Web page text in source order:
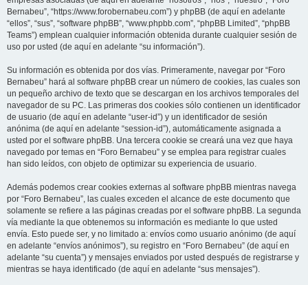
Bernabeu”, “https://www.forobernabeu.com”) y phpBB (de aquí en adelante
“ellos”, “sus”, “software phpBB”, “www.phpbb.com”, “phpBB Limited”, “phpBB
Teams”) emplean cualquier información obtenida durante cualquier sesión de
uso por usted (de aquí en adelante “su información”).
Su información es obtenida por dos vías. Primeramente, navegar por “Foro
Bernabeu” hará al software phpBB crear un número de cookies, las cuales son
un pequeño archivo de texto que se descargan en los archivos temporales del
navegador de su PC. Las primeras dos cookies sólo contienen un identificador
de usuario (de aquí en adelante “user-id”) y un identificador de sesión
anónima (de aquí en adelante “session-id”), automáticamente asignada a
usted por el software phpBB. Una tercera cookie se creará una vez que haya
navegado por temas en “Foro Bernabeu” y se emplea para registrar cuales
han sido leídos, con objeto de optimizar su experiencia de usuario.
Además podemos crear cookies externas al software phpBB mientras navega
por “Foro Bernabeu”, las cuales exceden el alcance de este documento que
solamente se refiere a las páginas creadas por el software phpBB. La segunda
vía mediante la que obtenemos su información es mediante lo que usted
envía. Esto puede ser, y no limitado a: envíos como usuario anónimo (de aquí
en adelante “envíos anónimos”), su registro en “Foro Bernabeu” (de aquí en
adelante “su cuenta”) y mensajes enviados por usted después de registrarse y
mientras se haya identificado (de aquí en adelante “sus mensajes”).